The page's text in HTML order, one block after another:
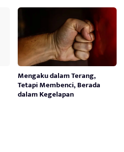
Mengaku dalam Terang,
Tetapi Membenci, Berada
dalam Kegelapan